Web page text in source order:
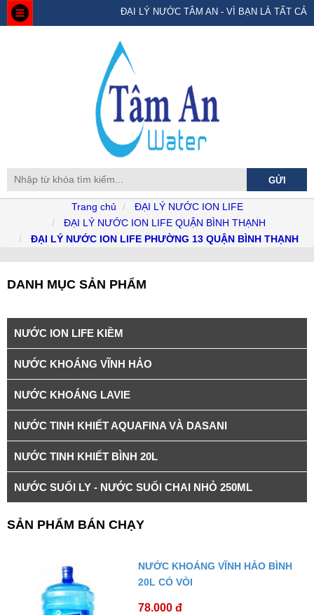
ĐẠI LÝ NƯỚC TÂM AN - VÌ BẠN LÀ TẤT CẢ
Trang chủ
ĐẠI LÝ NƯỚC ION LIFE
ĐẠI LÝ NƯỚC ION LIFE QUẬN BÌNH THẠNH
ĐẠI LÝ NƯỚC ION LIFE PHƯỜNG 13 QUẬN BÌNH THẠNH
DANH MỤC SẢN PHẨM
NƯỚC ION LIFE KIỀM
NƯỚC KHOÁNG VĨNH HẢO
NƯỚC KHOÁNG LAVIE
NƯỚC TINH KHIẾT AQUAFINA VÀ DASANI
NƯỚC TINH KHIẾT BÌNH 20L
NƯỚC SUỐI LY - NƯỚC SUỐI CHAI NHỎ 250ML
SẢN PHẨM BÁN CHẠY
NƯỚC KHOÁNG VĨNH HẢO BÌNH
20L CÓ VÒI
78.000 đ